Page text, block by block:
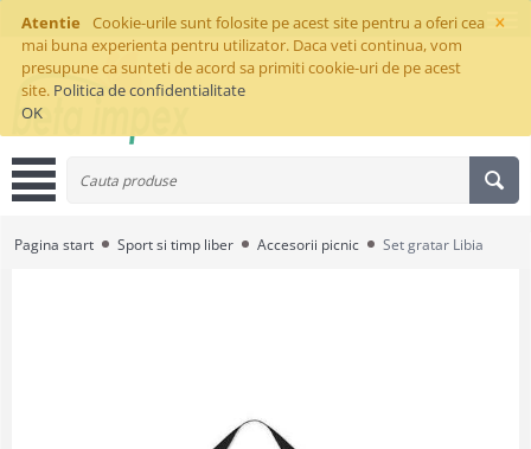
×
Atentie
Cookie-urile sunt folosite pe acest site pentru a oferi cea
mai buna experienta pentru utilizator. Daca veti continua, vom
presupune ca sunteti de acord sa primiti cookie-uri de pe acest
site. Politica de confidentialitate
OK
Pagina start Sport si timp liber Accesorii picnic Set gratar Libia